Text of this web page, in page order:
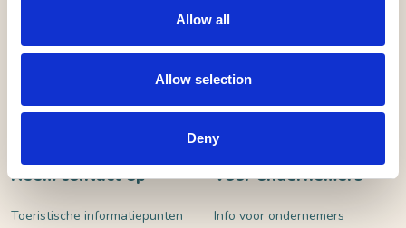
Allow all
Allow selection
Deny
Neem contact op
Toeristische informatiepunten
Voor ondernemers
Info voor ondernemers